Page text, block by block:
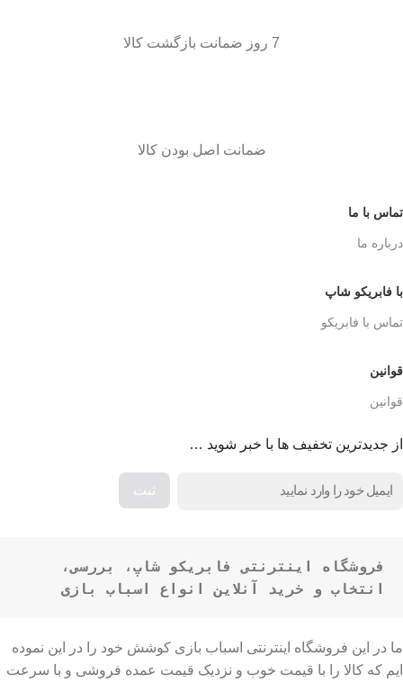
7 روز ضمانت بازگشت کالا
ضمانت اصل بودن کالا
تماس با ما
درباره ما
با فابریکو شاپ
تماس با فابریکو
قوانین
قوانین
از جدیدترین تخفیف ها با خبر شوید …
انتخاب و خرید آنلاین انواع اسباب بازی
ما در این فروشگاه اینترنتی اسباب بازی کوشش خود را در این نموده
ایم که کالا را با قیمت خوب و نزدیک قیمت عمده فروشی و با سرعت